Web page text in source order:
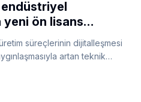
endüstriyel
yeni ön lisans
süreçlerinin dijitalleşmesi
artan teknik